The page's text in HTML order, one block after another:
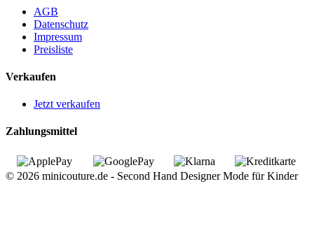
AGB
Datenschutz
Impressum
Preisliste
Verkaufen
Jetzt verkaufen
Zahlungsmittel
© 2026 minicouture.de - Second Hand Designer Mode für Kinder